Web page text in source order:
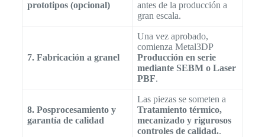
prototipos (opcional)
antes de la producción a
gran escala.
7. Fabricación a granel
Una vez aprobado,
comienza Metal3DP
Producción en serie
mediante SEBM o Laser
PBF.
8. Posprocesamiento y
garantía de calidad
Las piezas se someten a
Tratamiento térmico,
mecanizado y rigurosos
controles de calidad..